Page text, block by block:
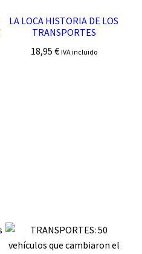
LA LOCA HISTORIA DE LOS
TRANSPORTES
18,95 € IVA incluido